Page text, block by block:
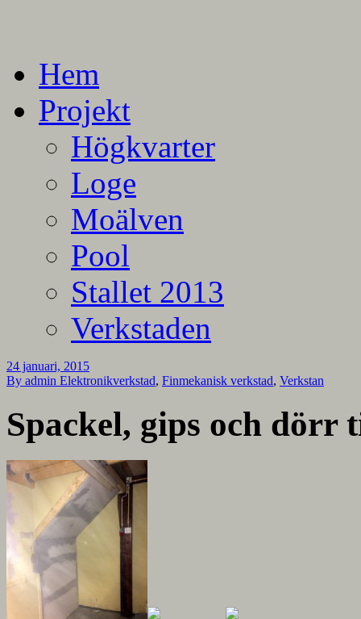
Hem
Projekt
Högkvarter
Loge
Moälven
Pool
Stallet 2013
Verkstaden
24 januari, 2015
By admin Elektronikverkstad, Finmekanisk verkstad, Verkstan
Spackel, gips och dörr